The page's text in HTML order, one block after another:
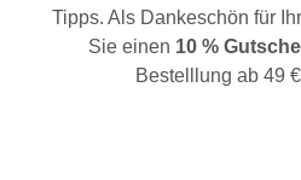
Tipps. Als Dankeschön für
Sie einen 10 %
Bestelllung ab 49